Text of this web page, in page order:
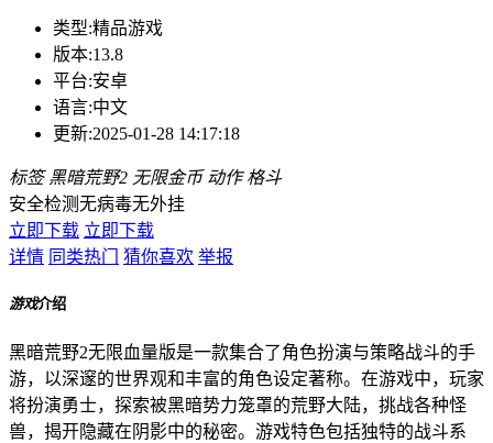
类型:精品游戏
版本:13.8
平台:安卓
语言:中文
更新:2025-01-28 14:17:18
标签 黑暗荒野2 无限金币 动作 格斗
安全检测无病毒无外挂
立即下载 立即下载
详情 同类热门 猜你喜欢 举报
游戏介绍
黑暗荒野2无限血量版是一款集合了角色扮演与策略战斗的手
游，以深邃的世界观和丰富的角色设定著称。在游戏中，玩家
将扮演勇士，探索被黑暗势力笼罩的荒野大陆，挑战各种怪
兽，揭开隐藏在阴影中的秘密。游戏特色包括独特的战斗系